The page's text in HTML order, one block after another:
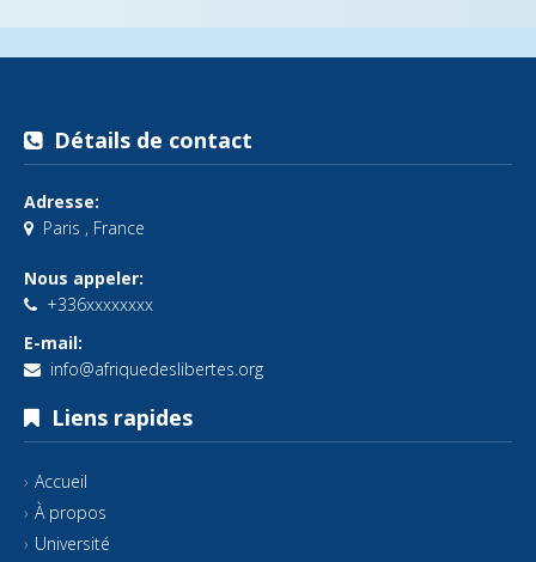
Détails de contact
Adresse:
Paris , France
Nous appeler:
+336xxxxxxxx
E-mail:
info@afriquedeslibertes.org
Liens rapides
Accueil
À propos
Université